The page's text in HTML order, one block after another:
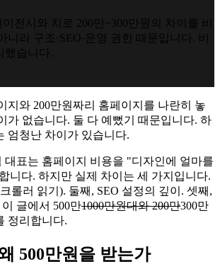
전시와 치로 200만~300만원의 차이를 비
니라 구조·SEO·운영 권한 때문입니다. 비
했습니다.
지와 200만원짜리 홈페이지를 나란히 놓
가 없습니다. 둘 다 예뻤기 때문입니다. 하
엄청난 차이가 있습니다.
대표는 홈페이지 비용을 "디자인에 얼마를
니다. 하지만 실제 차이는 세 가지입니다.
롤러 읽기). 둘째, SEO 설정의 깊이. 셋째,
글에서 500만1000만원대와 200만300만
정리합니다.
500만원을 받는가